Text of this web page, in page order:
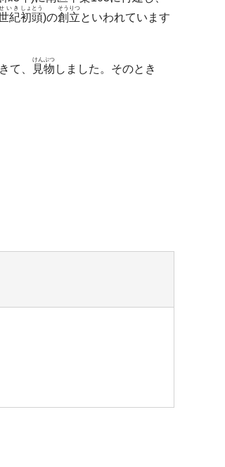
紀
いき
初頭
しょとう
)の創立
そうりつ
といわれています
て、 見物
けんぶつ
しました。そのとき